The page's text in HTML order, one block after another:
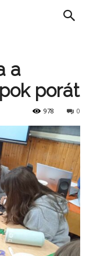
a
porát
0
978